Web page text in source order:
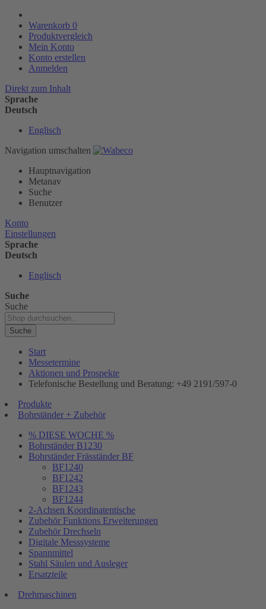
Warenkorb 0
Produktvergleich
Mein Konto
Konto erstellen
Anmelden
Direkt zum Inhalt
Sprache
Deutsch
Englisch
Navigation umschalten
Hauptnavigation
Metanav
Suche
Benutzer
Konto
Einstellungen
Sprache
Deutsch
Englisch
Suche
Suche
Suche
Start
Messetermine
Aktionen und Prospekte
Telefonische Bestellung und Beratung: +49 2191/597-0
Produkte
Bohrständer + Zubehör
% DIESE WOCHE %
Bohrständer B1230
Bohrständer Fräsständer BF
BF1240
BF1242
BF1243
BF1244
2-Achsen Koordinatentische
Zubehör Funktions Erweiterungen
Zubehör Drechseln
Digitale Messsysteme
Spannmittel
Stahl Säulen und Ausleger
Ersatzteile
Drehmaschinen